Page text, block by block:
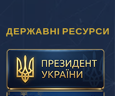
ДЕРЖАВНІ РЕСУРСИ